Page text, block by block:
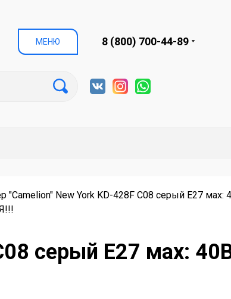
МЕНЮ 8 (800) 700-44-89
"Camelion" New York KD-428F C08 серый E27
серый E27 мах: